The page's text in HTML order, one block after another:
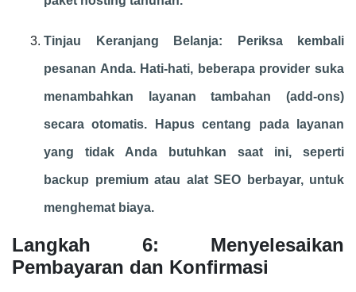
Tinjau Keranjang Belanja: Periksa kembali
pesanan Anda. Hati-hati, beberapa provider suka
menambahkan layanan tambahan (add-ons)
secara otomatis. Hapus centang pada layanan
yang tidak Anda butuhkan saat ini, seperti
backup premium atau alat SEO berbayar, untuk
menghemat biaya.
Langkah 6: Menyelesaikan
Pembayaran dan Konfirmasi